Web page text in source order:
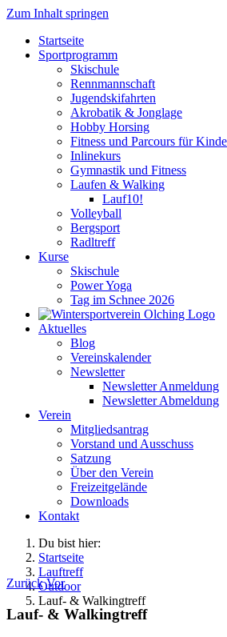
Zum Inhalt springen
Startseite
Sportprogramm
Skischule
Rennmannschaft
Jugendskifahrten
Akrobatik & Jonglage
Hobby Horsing
Fitness und Parcours für
Inlinekurs
Gymnastik und Fitness
Laufen & Walking
Lauf10!
Volleyball
Bergsport
Radltreff
Kurse
Skischule
Power Yoga
Tag im Schnee 2026
Aktuelles
Blog
Vereinskalender
Newsletter
Newsletter Anmeldung
Newsletter Abmeldung
Verein
Mitgliedsantrag
Vorstand und Ausschuss
Satzung
Über den Verein
Freizeitgelände
Downloads
Kontakt
Du bist hier:
Startseite
Lauftreff
Outdoor
Lauf- & Walkingtreff
Zurück Vor
Lauf- & Walkingtreff